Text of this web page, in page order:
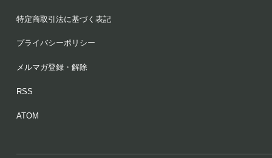
ームと混ぜて使ったりしようと思います。
お菓子のような甘い香りが好きな方には全力でおすす
特定商取引法に基づく表記
プライバシーポリシー
メルマガ登録・解除
RSS
ATOM